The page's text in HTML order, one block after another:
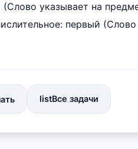
указывает на
первый
listВсе задачи